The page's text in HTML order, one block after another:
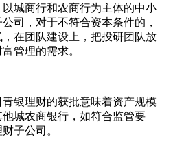
城商行和农商行为主体的中小
司，对于不符合资本条件的，
在团队建设上，把投研团队放
管理的需求。
银理财的获批意味着资产规模
城农商银行，如符合监管要
子公司。